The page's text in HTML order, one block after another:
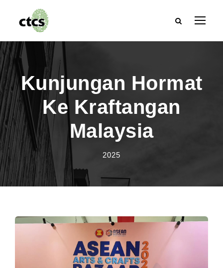
Kunjungan Hormat
Ke Kraftangan
Malaysia
2025